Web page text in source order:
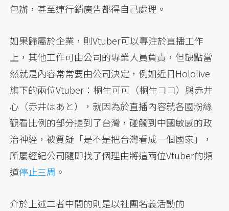
包辦，甚至連行銷廣告都得自己處理。
如果歸屬於企業，則Vtuber可以專注於直播工作
上，其他工作可由公司的專業人員負責，但缺點當
然就是內容常常要由公司決定，例如近日Hololive
旗下的兩位Vtuber：桐生可可（桐生ココ）與赤井
心（赤井はあと），就因為於直播內容就各國粉絲
觀看比例的部分提到了台灣，碰觸到中國敏感的政
治神經，被質疑「是不是把台灣看成一個國家」，
所屬經紀公司隨即找了個理由將這兩位Vtuber的頻
道停止三周 。
介於上述二者中間的則是以社團名義活動的